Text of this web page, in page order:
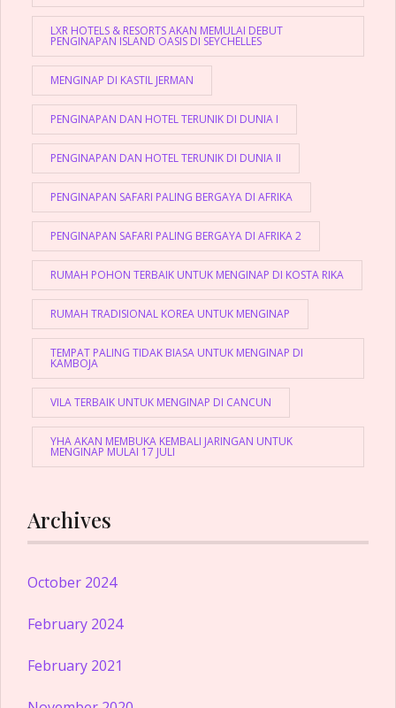
LXR HOTELS & RESORTS AKAN MEMULAI DEBUT
PENGINAPAN ISLAND OASIS DI SEYCHELLES
MENGINAP DI KASTIL JERMAN
PENGINAPAN DAN HOTEL TERUNIK DI DUNIA I
PENGINAPAN DAN HOTEL TERUNIK DI DUNIA II
PENGINAPAN SAFARI PALING BERGAYA DI AFRIKA
PENGINAPAN SAFARI PALING BERGAYA DI AFRIKA 2
RUMAH POHON TERBAIK UNTUK MENGINAP DI KOSTA RIKA
RUMAH TRADISIONAL KOREA UNTUK MENGINAP
TEMPAT PALING TIDAK BIASA UNTUK MENGINAP DI
KAMBOJA
VILA TERBAIK UNTUK MENGINAP DI CANCUN
YHA AKAN MEMBUKA KEMBALI JARINGAN UNTUK
MENGINAP MULAI 17 JULI
Archives
October 2024
February 2024
February 2021